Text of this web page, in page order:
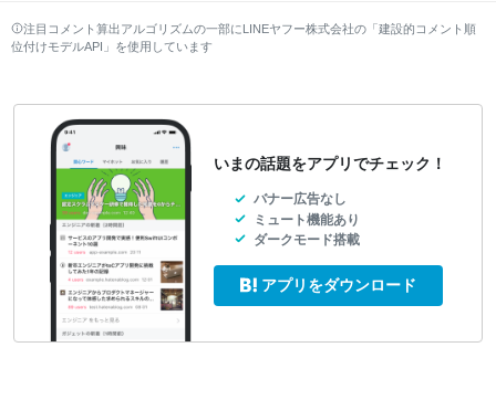
注目コメント算出アルゴリズムの一部にLINEヤフー株式会社の「建設的コメント順
位付けモデルAPI」を使用しています
いまの話題をアプリでチェック！
バナー広告なし
ミュート機能あり
ダークモード搭載
アプリをダウンロード